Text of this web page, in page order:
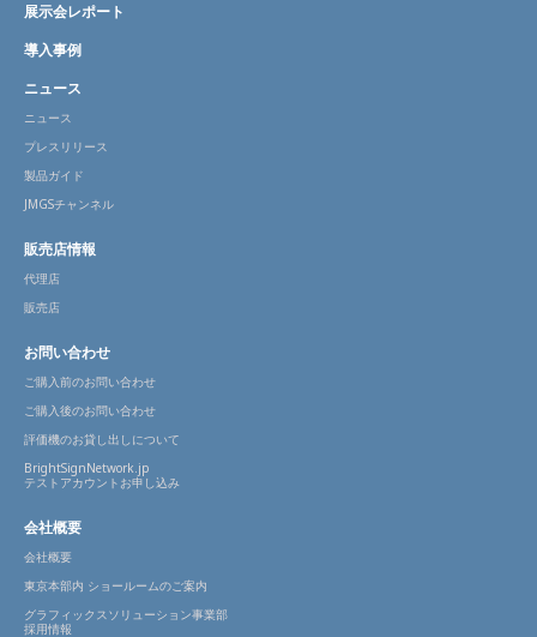
展示会レポート
導入事例
ニュース
ニュース
プレスリリース
製品ガイド
JMGSチャンネル
販売店情報
代理店
販売店
お問い合わせ
ご購入前のお問い合わせ
ご購入後のお問い合わせ
評価機のお貸し出しについて
BrightSignNetwork.jp
テストアカウントお申し込み
会社概要
会社概要
東京本部内 ショールームのご案内
グラフィックスソリューション事業部
採用情報